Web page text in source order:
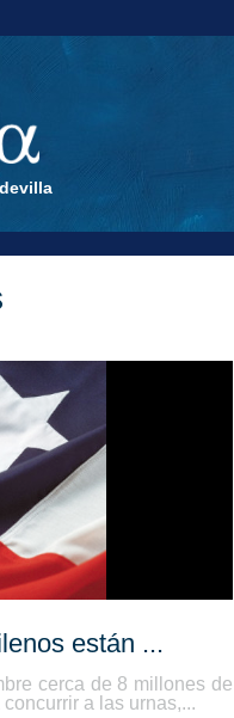
están ...
cerca de 8 millones de
a las urnas,...